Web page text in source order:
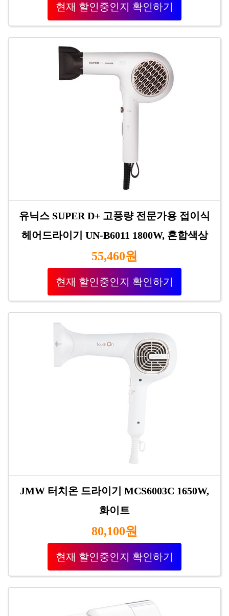
현재 할인중인지 확인하기
유닉스 SUPER D+ 고풍량 전문가용 접이식
헤어드라이기 UN-B6011 1800W, 혼합색상
55,460원
현재 할인중인지 확인하기
JMW 터치온 드라이기 MCS6003C 1650W,
화이트
80,100원
현재 할인중인지 확인하기